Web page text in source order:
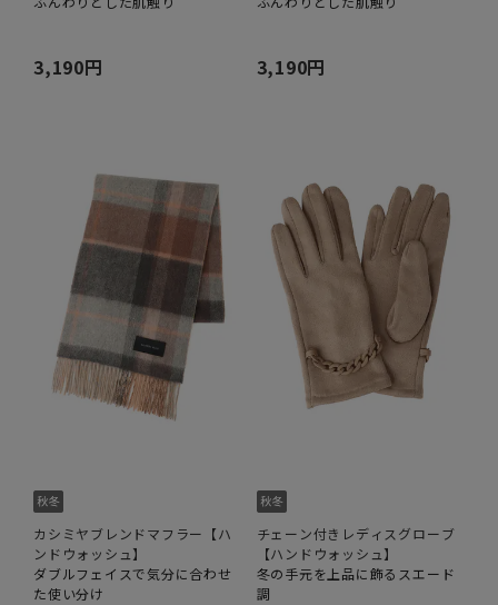
3,190円 3,190円
カシミヤブレンドマフラー【ハ
ンドウォッシュ】
ダブルフェイスで気分に合わせ
た使い分け
チェーン付きレディスグローブ
【ハンドウォッシュ】
冬の手元を上品に飾るスエード
調